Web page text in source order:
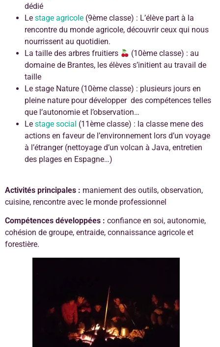
dédié
Le stage agricole (9ème classe) : L’élève part à la
rencontre du monde agricole, découvrir ceux qui nous
nourrissent au quotidien.
La taille des arbres fruitiers
(10ème classe) : au
domaine de Brantes, les élèves s’initient au travail de
taille
Le stage Nature (10ème classe) : plusieurs jours en
pleine nature pour développer des compétences telles
que l’autonomie et l’observation…
Le stage social (11ème classe) : la classe mene des
actions en faveur de l’environnement lors d’un voyage
à l’étranger (nettoyage d’un volcan à Java, entretien
des plages en Espagne…)
Activités principales : maniement des outils, observation,
cuisine, rencontre avec le monde professionnel
Compétences développées : confiance en soi, autonomie,
cohésion de groupe, entraide, connaissance agricole et
forestière.